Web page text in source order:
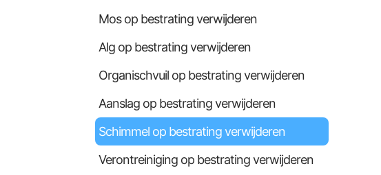
Mos op bestrating verwijderen
Alg op bestrating verwijderen
Organischvuil op bestrating verwijderen
Aanslag op bestrating verwijderen
Schimmel op bestrating verwijderen
Verontreiniging op bestrating verwijderen